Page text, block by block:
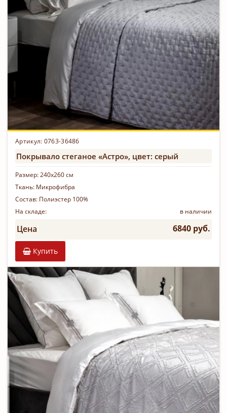
Артикул: 0763-36486
Покрывало стеганое «Астро», цвет: серый
Размер:240х260 см
Ткань: Микрофибра
Состав: Полиэстер 100%
На складе:
в наличии
Цена 6840 руб.
Купить